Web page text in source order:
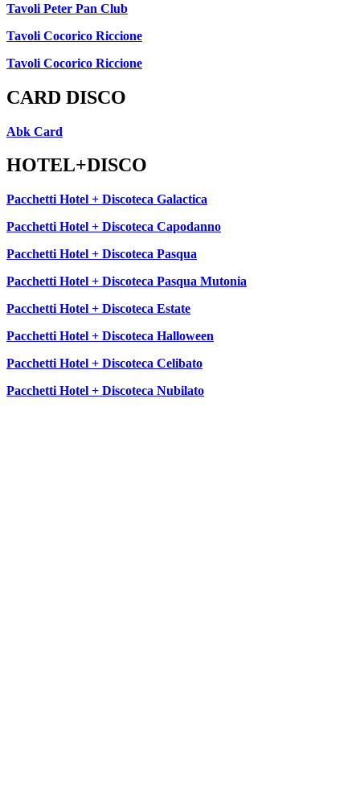
Tavoli Peter Pan Club
Tavoli Cocorico Riccione
Tavoli Cocorico Riccione
CARD DISCO
Abk Card
HOTEL+DISCO
Pacchetti Hotel + Discoteca Galactica
Pacchetti Hotel + Discoteca Capodanno
Pacchetti Hotel + Discoteca Pasqua
Pacchetti Hotel + Discoteca Pasqua Mutonia
Pacchetti Hotel + Discoteca Estate
Pacchetti Hotel + Discoteca Halloween
Pacchetti Hotel + Discoteca Celibato
Pacchetti Hotel + Discoteca Nubilato